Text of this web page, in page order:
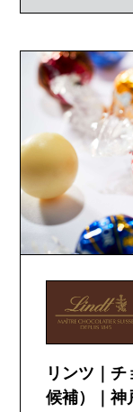
リンツ｜
候補）｜神